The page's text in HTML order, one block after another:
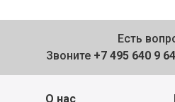
Есть
Звоните +7 495 640 9
О нас